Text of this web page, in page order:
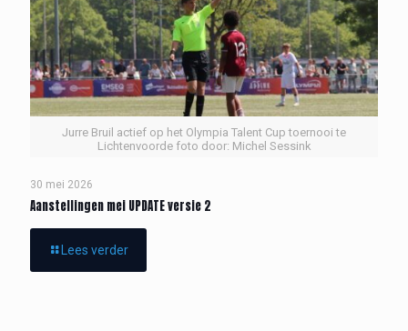
Jurre Bruil actief op het Olympia Talent Cup toernooi te
Lichtenvoorde foto door: Michel Sessink
30 mei 2026
Aanstellingen mei UPDATE versie 2
Lees verder